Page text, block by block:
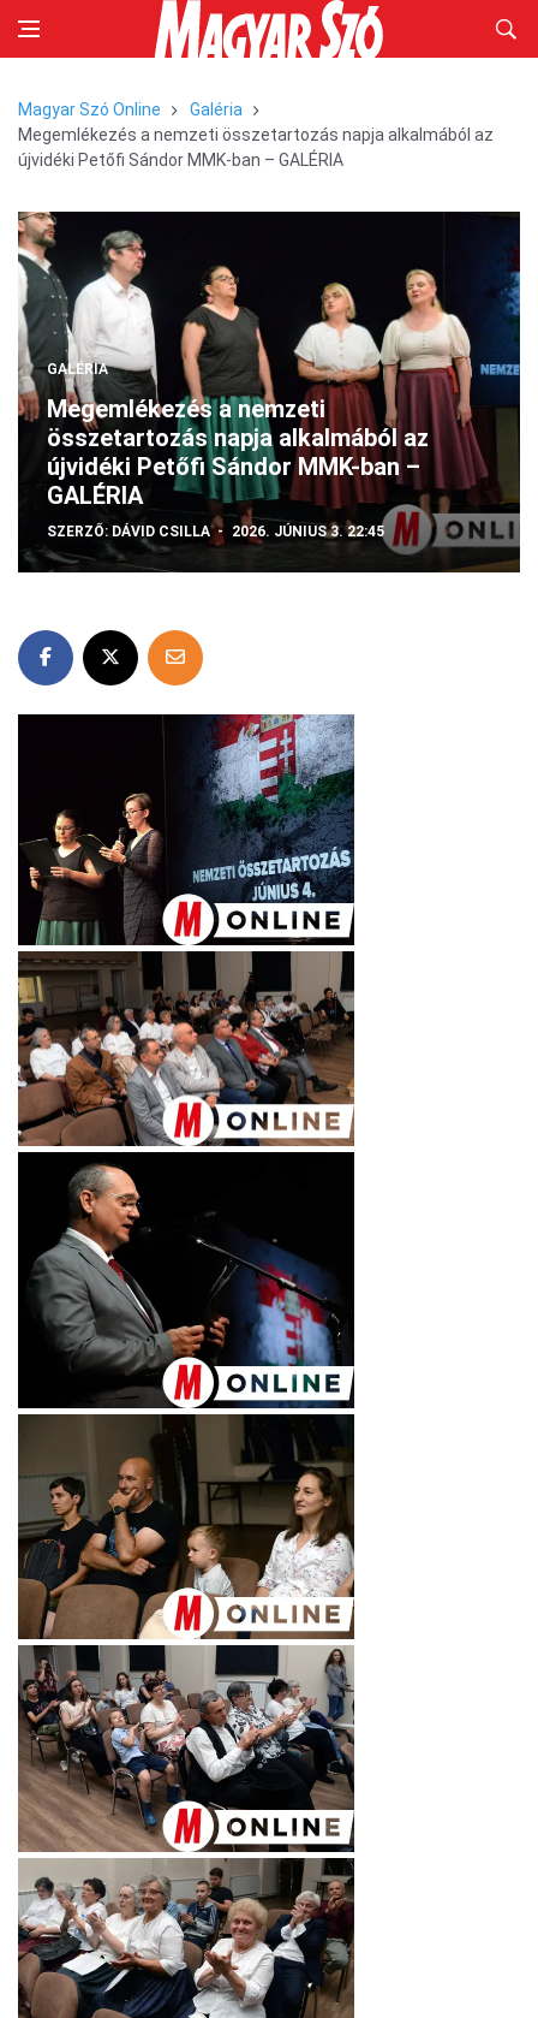
Magyar Szó Online
Galéria
Megemlékezés a nemzeti összetartozás napja alkalmából az
újvidéki Petőfi Sándor MMK-ban – GALÉRIA
GALÉRIA
Megemlékezés a nemzeti
összetartozás napja alkalmából az
újvidéki Petőfi Sándor MMK-ban –
GALÉRIA
SZERZŐ: DÁVID CSILLA 2026. JÚNIUS 3. 22:45